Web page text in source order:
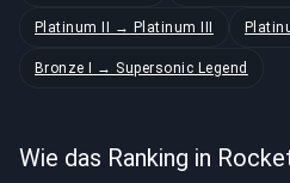
Platinum II → Platinum III
Bronze I → Supersonic Legend
Wie das Ranking in